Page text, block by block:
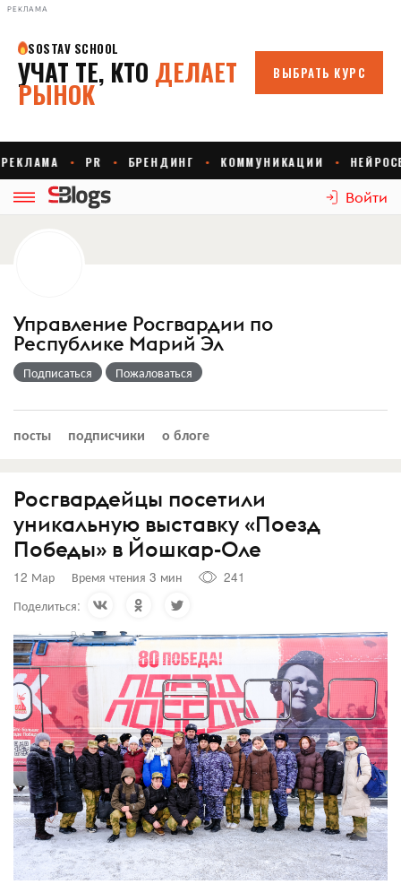
РЕКЛАМА
Войти
Управление Росгвардии по
Республике Марий Эл
Подписаться Пожаловаться
посты подписчики о блоге
Росгвардейцы посетили
уникальную выставку «Поезд
Победы» в Йошкар-Оле
12 Мар Время чтения 3 мин
241
Поделиться: